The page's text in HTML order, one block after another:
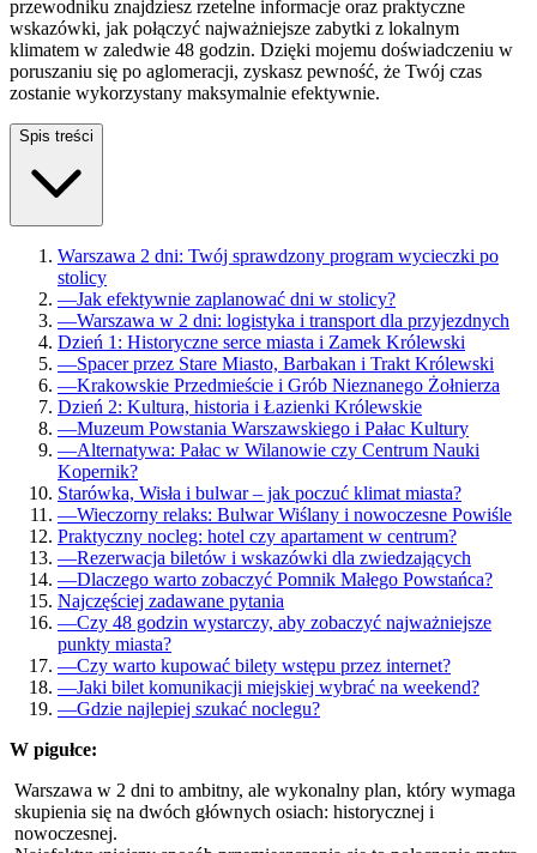
przewodniku znajdziesz rzetelne informacje oraz praktyczne
wskazówki, jak połączyć najważniejsze zabytki z lokalnym
klimatem w zaledwie 48 godzin. Dzięki mojemu doświadczeniu w
poruszaniu się po aglomeracji, zyskasz pewność, że Twój czas
zostanie wykorzystany maksymalnie efektywnie.
Spis treści
Warszawa 2 dni: Twój sprawdzony program wycieczki po
stolicy
—Jak efektywnie zaplanować dni w stolicy?
—Warszawa w 2 dni: logistyka i transport dla przyjezdnych
Dzień 1: Historyczne serce miasta i Zamek Królewski
—Spacer przez Stare Miasto, Barbakan i Trakt Królewski
—Krakowskie Przedmieście i Grób Nieznanego Żołnierza
Dzień 2: Kultura, historia i Łazienki Królewskie
—Muzeum Powstania Warszawskiego i Pałac Kultury
—Alternatywa: Pałac w Wilanowie czy Centrum Nauki
Kopernik?
Starówka, Wisła i bulwar – jak poczuć klimat miasta?
—Wieczorny relaks: Bulwar Wiślany i nowoczesne Powiśle
Praktyczny nocleg: hotel czy apartament w centrum?
—Rezerwacja biletów i wskazówki dla zwiedzających
—Dlaczego warto zobaczyć Pomnik Małego Powstańca?
Najczęściej zadawane pytania
—Czy 48 godzin wystarczy, aby zobaczyć najważniejsze
punkty miasta?
—Czy warto kupować bilety wstępu przez internet?
—Jaki bilet komunikacji miejskiej wybrać na weekend?
—Gdzie najlepiej szukać noclegu?
W pigułce:
Warszawa w 2 dni to ambitny, ale wykonalny plan, który wymaga
skupienia się na dwóch głównych osiach: historycznej i
nowoczesnej.